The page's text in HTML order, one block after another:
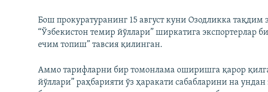
Бош прокуратуранинг 15 август куни Озодликка тақдим
“Ўзбекистон темир йўллари” ширкатига экспортерлар
ечим топиш” тавсия қилинган.
Аммо тарифларни бир томонлама оширишга қарор
йўллари” раҳбарияти ўз ҳаракати сабабларини на ундан